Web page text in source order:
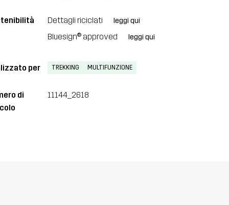
Dettagli riciclati leggi qui
Bluesign® approved leggi qui
per TREKKING MULTIFUNZIONE
di
11144_2618